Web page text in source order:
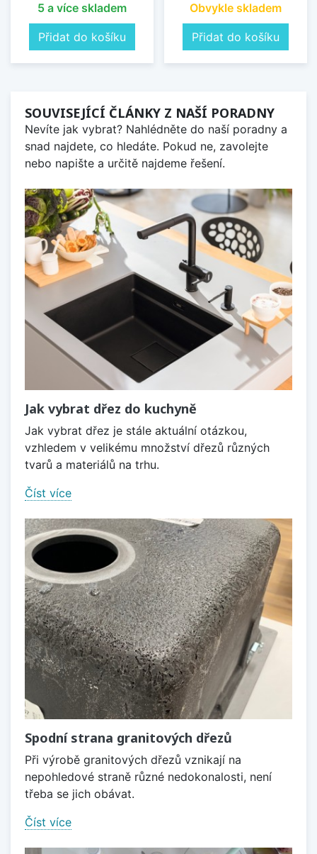
5 a více skladem
Přidat do košíku
Obvykle skladem
Přidat do košíku
SOUVISEJÍCÍ ČLÁNKY Z NAŠÍ PORADNY
Nevíte jak vybrat? Nahlédněte do naší poradny a
snad najdete, co hledáte. Pokud ne, zavolejte
nebo napište a určitě najdeme řešení.
Jak vybrat dřez do kuchyně
Jak vybrat dřez je stále aktuální otázkou,
vzhledem v velikému množství dřezů různých
tvarů a materiálů na trhu.
Číst více
Spodní strana granitových dřezů
Při výrobě granitových dřezů vznikají na
nepohledové straně různé nedokonalosti, není
třeba se jich obávat.
Číst více